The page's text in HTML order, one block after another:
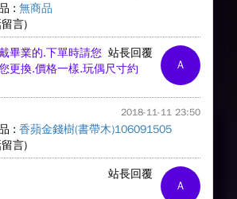
: 無商品
言)
A
站長回覆
畢業的.下單時請您
更換.價格一樣.玩偶尺寸約
2018-11-11 23:50
: 香蘋金錢樹(書帶木)106091505
言)
A
站長回覆